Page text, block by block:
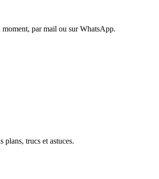
moment, par mail ou sur WhatsApp.
plans, trucs et astuces.